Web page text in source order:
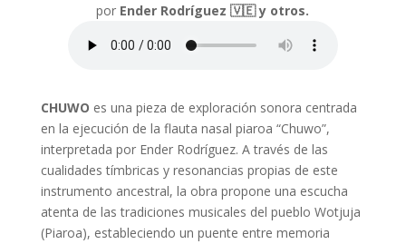
por Ender Rodríguez 🇻🇪 y otros.
CHUWO es una pieza de exploración sonora centrada
en la ejecución de la flauta nasal piaroa “Chuwo”,
interpretada por Ender Rodríguez. A través de las
cualidades tímbricas y resonancias propias de este
instrumento ancestral, la obra propone una escucha
atenta de las tradiciones musicales del pueblo Wotjuja
(Piaroa), estableciendo un puente entre memoria